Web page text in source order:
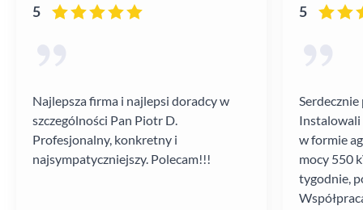
5
Najlepsza firma i najlepsi doradcy w
szczególności Pan Piotr D.
Profesjonalny, konkretny i
najsympatyczniejszy. Polecam!!!
5
Instalowali
w formie
mocy 550
tygodnie,